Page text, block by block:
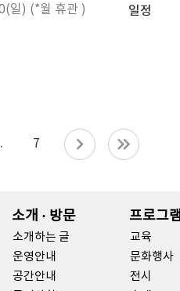
일) (*월 휴관 ) 일정
7
소개 · 방문
소개하는 글
운영안내
공간안내
프로그램
교육
문화행사
전시